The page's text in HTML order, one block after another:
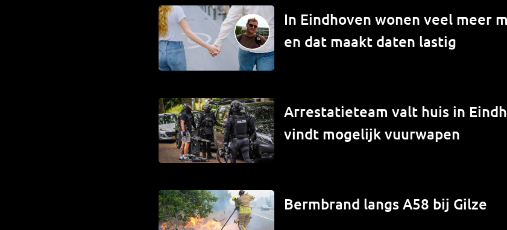
In Eindhoven wonen veel meer
en dat maakt daten lastig
Arrestatieteam valt huis in
vindt mogelijk vuurwapen
Bermbrand langs A58 bij Gilze